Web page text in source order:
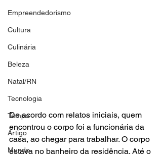
Empreendedorismo
Cultura
Culinária
Beleza
Natal/RN
Tecnologia
Tempo
Artigo
Mundo
De acordo com relatos iniciais, quem
encontrou o corpo foi a funcionária da
casa, ao chegar para trabalhar. O corpo
estava no banheiro da residência. Até o